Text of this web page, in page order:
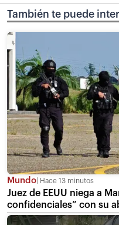
También te puede
Mundo Hace 13 minutos
Juez de EEUU niega a
confidenciales” con su